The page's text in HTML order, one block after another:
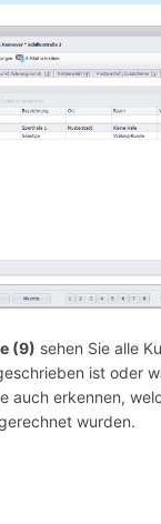
(9) sehen Sie alle
ist oder
auch erkennen,
wurden.